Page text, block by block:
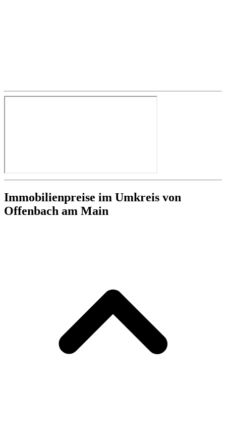
Immobilienpreise im Umkreis von
Offenbach am Main